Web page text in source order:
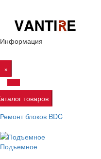
Информация
×
товаров
Ремонт блоков BDC
Подъемное